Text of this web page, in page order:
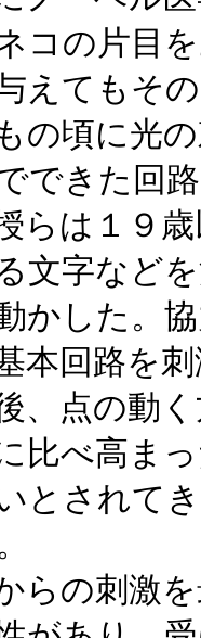
コの片目
えてもそ
の頃に光
できた回
らは１９歳
文字など
かした。
本回路を
、点の動
比べ高ま
とされて
らの刺激